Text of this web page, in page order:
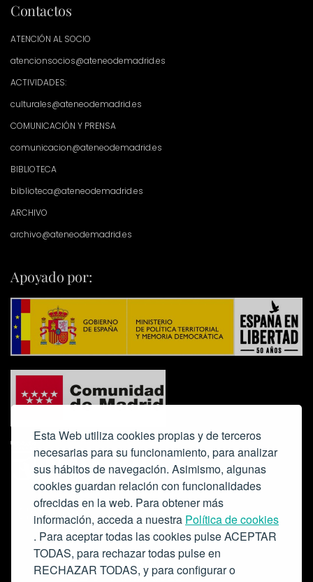
Esta Web utiliza cookies propias y de terceros
necesarias para su funcionamiento, para analizar
sus hábitos de navegación. Asimismo, algunas
cookies guardan relación con funcionalidades
ofrecidas en la web. Para obtener más
información, acceda a nuestra Política de cookies
. Para aceptar todas las cookies pulse ACEPTAR
TODAS, para rechazar todas pulse en
RECHAZAR TODAS, y para configurar o
Contactos
ATENCIÓN AL SOCIO
atencionsocios@ateneodemadrid.es
ACTIVIDADES:
culturales@ateneodemadrid.es
COMUNICACIÓN Y PRENSA
comunicacion@ateneodemadrid.es
BIBLIOTECA
biblioteca@ateneodemadrid.es
ARCHIVO
archivo@ateneodemadrid.es
Apoyado por:
Colabora: